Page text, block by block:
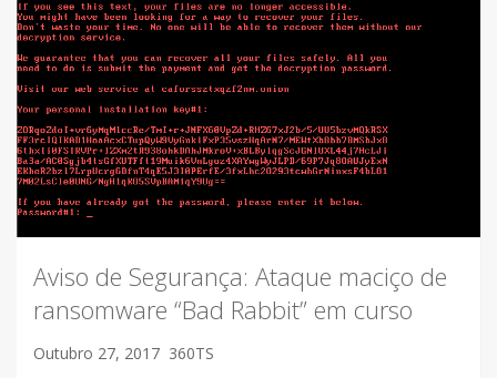
Aviso de Segurança: Ataque maciço de
ransomware “Bad Rabbit” em curso
Outubro 27, 2017 360TS